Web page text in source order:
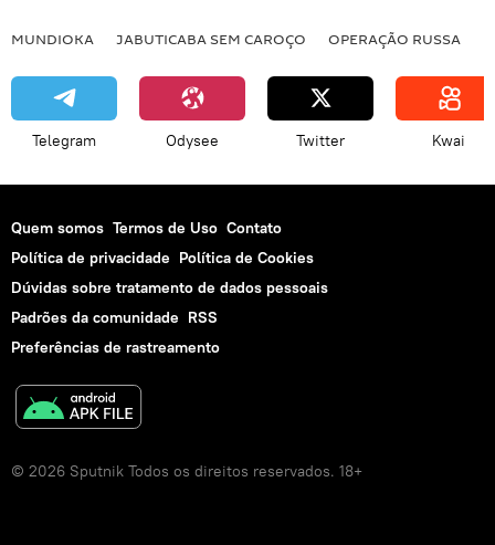
MUNDIOKA JABUTICABA SEM CAROÇO OPERAÇÃO RUSSA
Telegram Odysee Twitter Kwai
Quem somos Termos de Uso Contato
Política de privacidade Política de Cookies
Dúvidas sobre tratamento de dados pessoais
Padrões da comunidade RSS
Preferências de rastreamento
© 2026 Sputnik Todos os direitos reservados. 18+